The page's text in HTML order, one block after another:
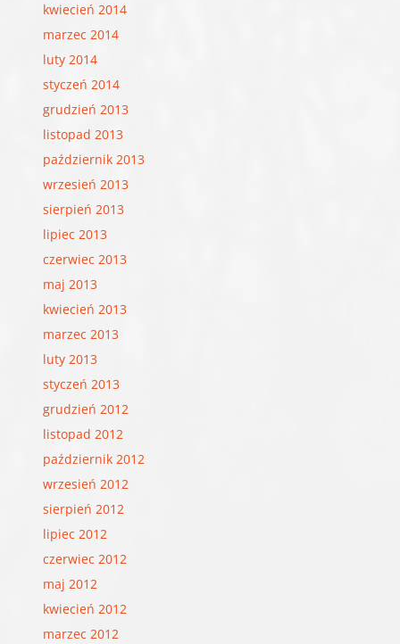
kwiecień 2014
marzec 2014
luty 2014
styczeń 2014
grudzień 2013
listopad 2013
październik 2013
wrzesień 2013
sierpień 2013
lipiec 2013
czerwiec 2013
maj 2013
kwiecień 2013
marzec 2013
luty 2013
styczeń 2013
grudzień 2012
listopad 2012
październik 2012
wrzesień 2012
sierpień 2012
lipiec 2012
czerwiec 2012
maj 2012
kwiecień 2012
marzec 2012